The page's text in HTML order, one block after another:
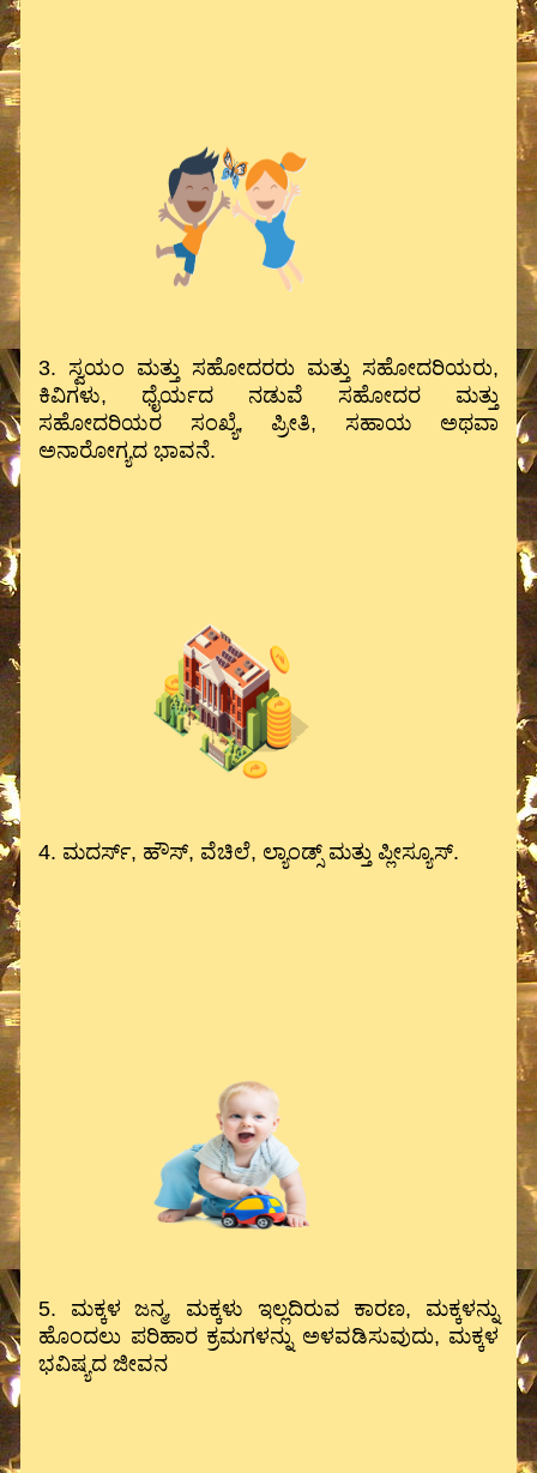
3. ಸ್ವಯಂ ಮತ್ತು ಸಹೋದರರು ಮತ್ತು ಸಹೋದರಿಯರು,
ಕಿವಿಗಳು, ಧೈರ್ಯದ ನಡುವೆ ಸಹೋದರ ಮತ್ತು
ಸಹೋದರಿಯರ ಸಂಖ್ಯೆ, ಪ್ರೀತಿ, ಸಹಾಯ ಅಥವಾ
ಅನಾರೋಗ್ಯದ ಭಾವನೆ.
4. ಮದರ್ಸ್, ಹೌಸ್, ವೆಚಿಲೆ, ಲ್ಯಾಂಡ್ಸ್ ಮತ್ತು ಪ್ಲೀಸ್ಯೂಸ್.
5. ಮಕ್ಕಳ ಜನ್ಮ, ಮಕ್ಕಳು ಇಲ್ಲದಿರುವ ಕಾರಣ, ಮಕ್ಕಳನ್ನು
ಹೊಂದಲು ಪರಿಹಾರ ಕ್ರಮಗಳನ್ನು ಅಳವಡಿಸುವುದು, ಮಕ್ಕಳ
ಭವಿಷ್ಯದ ಜೀವನ